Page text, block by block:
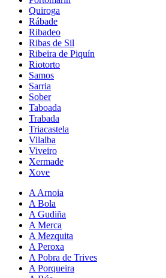
Quiroga
Rábade
Ribadeo
Ribas de Sil
Ribeira de Piquín
Riotorto
Samos
Sarria
Sober
Taboada
Trabada
Triacastela
Vilalba
Viveiro
Xermade
Xove
A Arnoia
A Bola
A Gudiña
A Merca
A Mezquita
A Peroxa
A Pobra de Trives
A Porqueira